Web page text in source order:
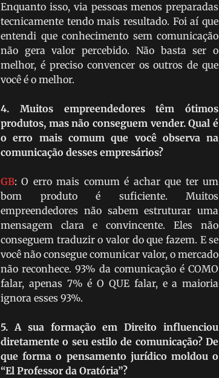
Enquanto isso, via pessoas menos preparadas
tecnicamente tendo mais resultado. Foi aí que
entendi que conhecimento sem comunicação
não gera valor percebido. Não basta ser o
melhor, é preciso convencer os outros de que
você é o melhor.
4. Muitos empreendedores têm ótimos
produtos, mas não conseguem vender. Qual é
o erro mais comum que você observa na
comunicação desses empresários?
GB: O erro mais comum é achar que ter um
bom produto é suficiente. Muitos
empreendedores não sabem estruturar uma
mensagem clara e convincente. Eles não
conseguem traduzir o valor do que fazem. E se
você não consegue comunicar valor, o mercado
não reconhece. 93% da comunicação é COMO
falar, apenas 7% é O QUE falar, e a maioria
ignora esses 93%.
5. A sua formação em Direito influenciou
diretamente o seu estilo de comunicação? De
que forma o pensamento jurídico moldou o
“El Professor da Oratória”?